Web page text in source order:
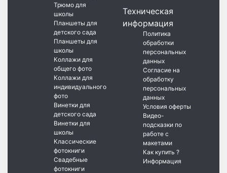
Трюмо для
школы
Планшеты для
детского сада
Планшеты для
школы
Коллажи для
общего фото
Коллажи для
индивидуального
фото
Винетки для
детского сада
Винетки для
школы
Классические
фотокниги
Свадебные
фотокниги
Техническая
информация
Политика
обработки
персональных
данных
Согласие на
обработку
персональных
данных
Условия оферты
Видео-
подсказки по
работе с
макетами
Как купить ?
Информация